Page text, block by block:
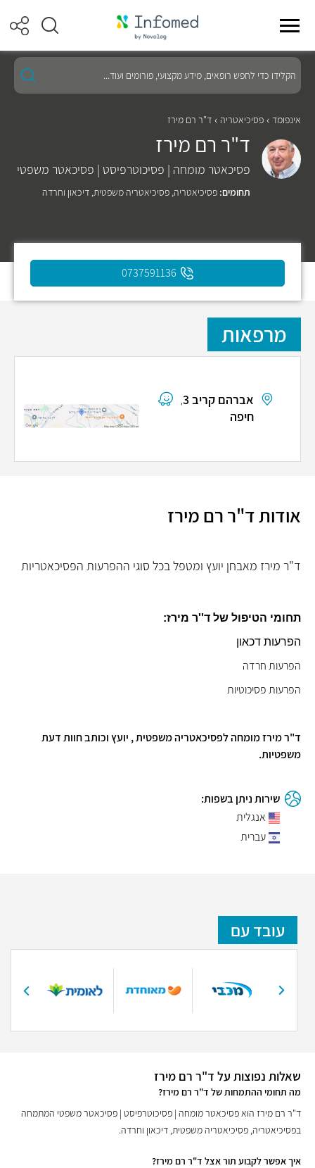
הקלידו
כדי
לחפש
מקצועי,
פורומים
ועוד...
אינפומד פסיכיאטריה ד"ר רם מירז
ד"ר רם מירז
פסיכאטר מומחה | פסיכוטרפיסט | פסיכאטר משפטי
תחומים: פסיכיאטריה, פסיכיאטריה משפטית, דיכאון וחרדה
0737591136
מרפאות
אברהם קריב 3,
חיפה
אודות ד"ר רם מירז
ד"ר מירז מאבחן יועץ ומטפל בכל סוגי ההפרעות הפסיכאטריות
תחומי הטיפול של ד''ר מירז:
הפרעות דכאון
הפרעות חרדה
הפרעות פסיכוטיות
ד"ר מירז מומחה לפסיכאטריה משפטית , יועץ וכותב חוות דעת
משפטיות.
שירות ניתן בשפות:
אנגלית
עברית
עובד עם
שאלות נפוצות על ד"ר רם מירז
מה תחומי ההתמחות של ד"ר רם מירז?
ד"ר רם מירז הוא פסיכאטר מומחה | פסיכוטרפיסט | פסיכאטר משפטי המתמחה
בפסיכיאטריה, פסיכיאטריה משפטית, דיכאון וחרדה.
איך אפשר לקבוע תור אצל ד"ר רם מירז?